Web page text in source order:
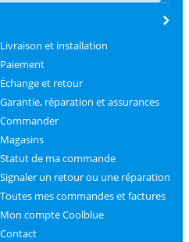
Livraison et installation
Paiement
Échange et retour
Garantie, réparation et assurances
Commander
Magasins
Statut de ma commande
Signaler un retour ou une réparation
Toutes mes commandes et factures
Mon compte Coolblue
Contact